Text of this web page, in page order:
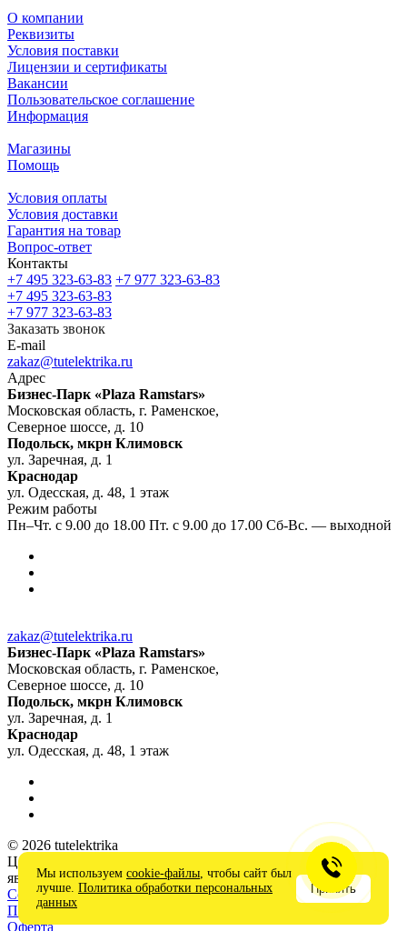
О компании
Реквизиты
Условия поставки
Лицензии и сертификаты
Вакансии
Пользовательское соглашение
Информация
Магазины
Помощь
Условия оплаты
Условия доставки
Гарантия на товар
Вопрос-ответ
Контакты
+7 495 323-63-83 +7 977 323-63-83
+7 495 323-63-83
+7 977 323-63-83
Заказать звонок
E-mail
zakaz@tutelektrika.ru
Адрес
Бизнес-Парк «Plaza Ramstars»
Московская область, г. Раменское,
Северное шоссе, д. 10
Подольск, мкрн Климовск
ул. Заречная, д. 1
Краснодар
ул. Одесская, д. 48, 1 этаж
Режим работы
Пн–Чт. с 9.00 до 18.00 Пт. с 9.00 до 17.00 Сб-Вс. — выходной
zakaz@tutelektrika.ru
Бизнес-Парк «Plaza Ramstars»
Московская область, г. Раменское,
Северное шоссе, д. 10
Подольск, мкрн Климовск
ул. Заречная, д. 1
Краснодар
ул. Одесская, д. 48, 1 этаж
© 2026 tutelektrika
Цены на сайте носят информационный характер и не
являются публичной офертой
Соглашение на обработку персональных данных
Политика в отношении обработки персональных данных
Оферта
Мы используем cookie-файлы, чтобы сайт был
лучше. Политика обработки персональных
данных
Принять